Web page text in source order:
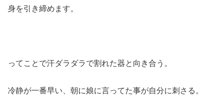
身を引き締めます。
ってことで汗ダラダラで割れた器と向き合う。
冷静が一番早い、朝に娘に言ってた事が自分に刺さる。